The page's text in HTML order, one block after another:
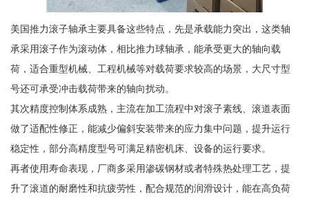
美国推力滚子轴承主要具备这些特点，先是承载能力突出，这类轴
承采用滚子作为滚动体，相比推力球轴承，能承受更大的轴向载
荷，适合重型机械、工程机械等对载荷要求较高的场景，大尺寸型
号还可承受冲击载荷带来的轴向扰动。
其次精度控制体系成熟，主流在加工流程中对滚子素线、滚道表面
做了适配性修正，能减少偏斜安装带来的应力集中问题，提升运行
稳定性，部分高精度型号可满足精密机床、设备的运行要求。
再者使用寿命表现，厂商多采用渗碳钢材或者特殊热处理工艺，提
升了滚道的耐磨性和抗疲劳性，配合规范的润滑设计，能在高负荷